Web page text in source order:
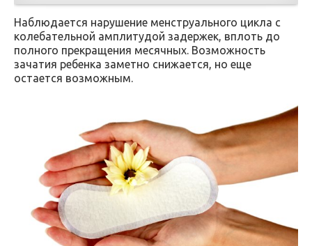
Наблюдается нарушение менструального цикла с
колебательной амплитудой задержек, вплоть до
полного прекращения месячных. Возможность
зачатия ребенка заметно снижается, но еще
остается возможным.